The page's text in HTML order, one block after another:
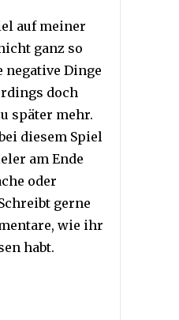
auf meiner
ganz so
negative Dinge
doch
später mehr.
diesem Spiel
am Ende
oder
gerne
wie ihr
habt.